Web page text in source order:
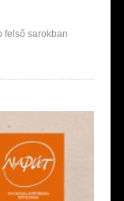
felső sarokban